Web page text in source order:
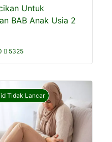
Untuk
BAB Anak Usia 2
5325
Tidak Lancar